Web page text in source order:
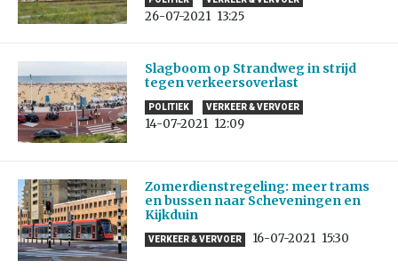
26-07-2021 13:25
Slagboom op Strandweg in strijd
tegen verkeersoverlast
POLITIEK VERKEER & VERVOER
14-07-2021 12:09
Zomerdienstregeling: meer trams
en bussen naar Scheveningen en
Kijkduin
VERKEER & VERVOER 16-07-2021 15:30